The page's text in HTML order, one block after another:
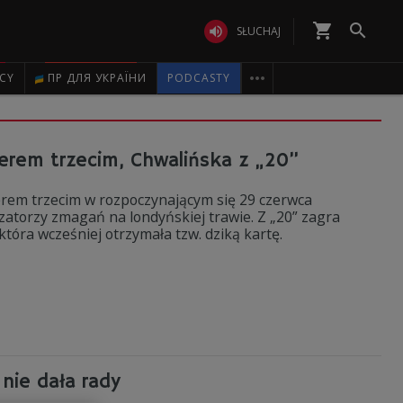
 SŁUCHAJ shopping_cart 
ПР ДЛЯ УКРАЇНИ PODCASTY 
trzecim, Chwalińska z „20”
trzecim w rozpoczynającym się 29 czerwca
zmagań na londyńskiej trawie. Z „20” zagra
wcześniej otrzymała tzw. dziką kartę.
dała rady